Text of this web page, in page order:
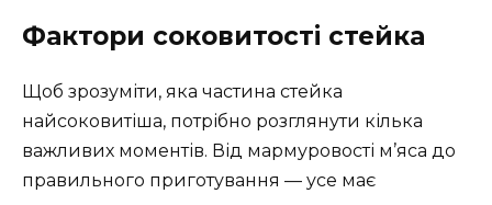
Фактори соковитості стейка
Щоб зрозуміти, яка частина стейка
найсоковитіша, потрібно розглянути кілька
важливих моментів. Від мармуровості м’яса до
правильного приготування — усе має